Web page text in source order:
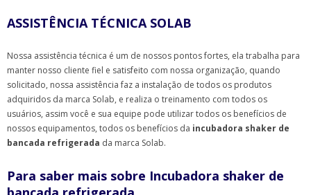
ASSISTÊNCIA TÉCNICA SOLAB
Nossa assistência técnica é um de nossos pontos fortes, ela trabalha para
manter nosso cliente fiel e satisfeito com nossa organização, quando
solicitado, nossa assistência faz a instalação de todos os produtos
adquiridos da marca Solab, e realiza o treinamento com todos os
usuários, assim você e sua equipe pode utilizar todos os benefícios de
nossos equipamentos, todos os benefícios da incubadora shaker de
bancada refrigerada da marca Solab.
Para saber mais sobre Incubadora shaker de